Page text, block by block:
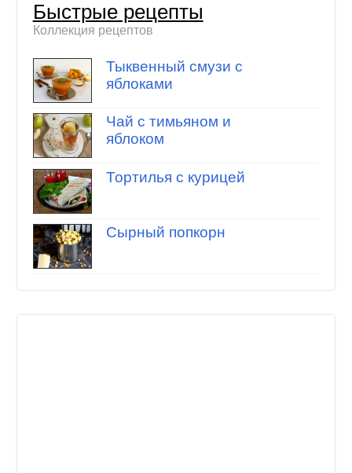
Быстрые рецепты
Коллекция рецептов
Тыквенный смузи с
яблоками
Чай с тимьяном и
яблоком
Тортилья с курицей
Сырный попкорн